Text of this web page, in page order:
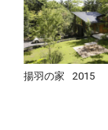
揚羽の家 2015